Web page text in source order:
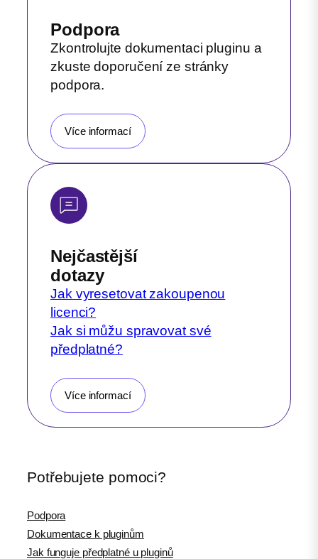
Podpora
Zkontrolujte dokumentaci pluginu a
zkuste doporučení ze stránky
podpora.
Více informací
Nejčastější
dotazy
Jak vyresetovat zakoupenou
licenci?
Jak si můžu spravovat své
předplatné?
Více informací
Potřebujete pomoci?
Podpora
Dokumentace k pluginům
Jak funguje předplatné u pluginů